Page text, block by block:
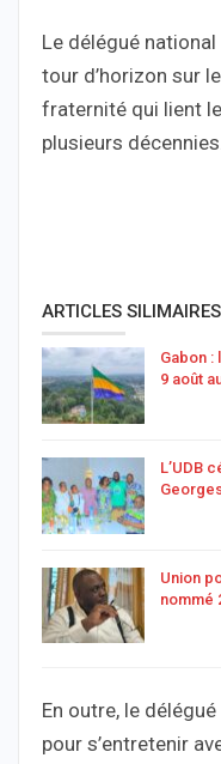
Le délégué
tour d’horizon sur
fraternité qui lient
plusieurs
ARTICLES SILIMAIRES
Gabon :
9 août
L’UDB
Union
nommé
En outre, le
pour s’entretenir